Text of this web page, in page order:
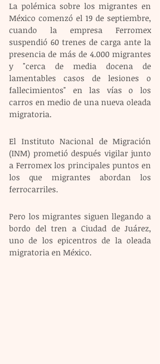
La polémica sobre los migrantes en
México comenzó el 19 de septiembre,
cuando la empresa Ferromex
suspendió 60 trenes de carga ante la
presencia de más de 4.000 migrantes
y "cerca de media docena de
lamentables casos de lesiones o
fallecimientos" en las vías o los
carros en medio de una nueva oleada
migratoria.
El Instituto Nacional de Migración
(INM) prometió después vigilar junto
a Ferromex los principales puntos en
los que migrantes abordan los
ferrocarriles.
Pero los migrantes siguen llegando a
bordo del tren a Ciudad de Juárez,
uno de los epicentros de la oleada
migratoria en México.